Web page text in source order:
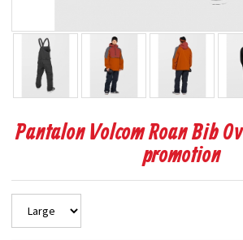
Pantalon Volcom Roan Bib
promotion